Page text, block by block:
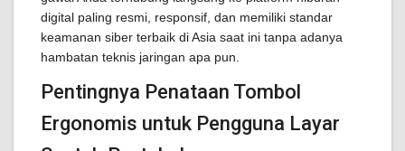
digital paling resmi, responsif, dan memiliki standar
keamanan siber terbaik di Asia saat ini tanpa adanya
hambatan teknis jaringan apa pun.
Pentingnya Penataan Tombol
Ergonomis untuk Pengguna Layar